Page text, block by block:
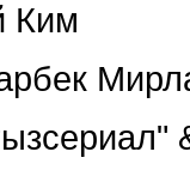
Ким